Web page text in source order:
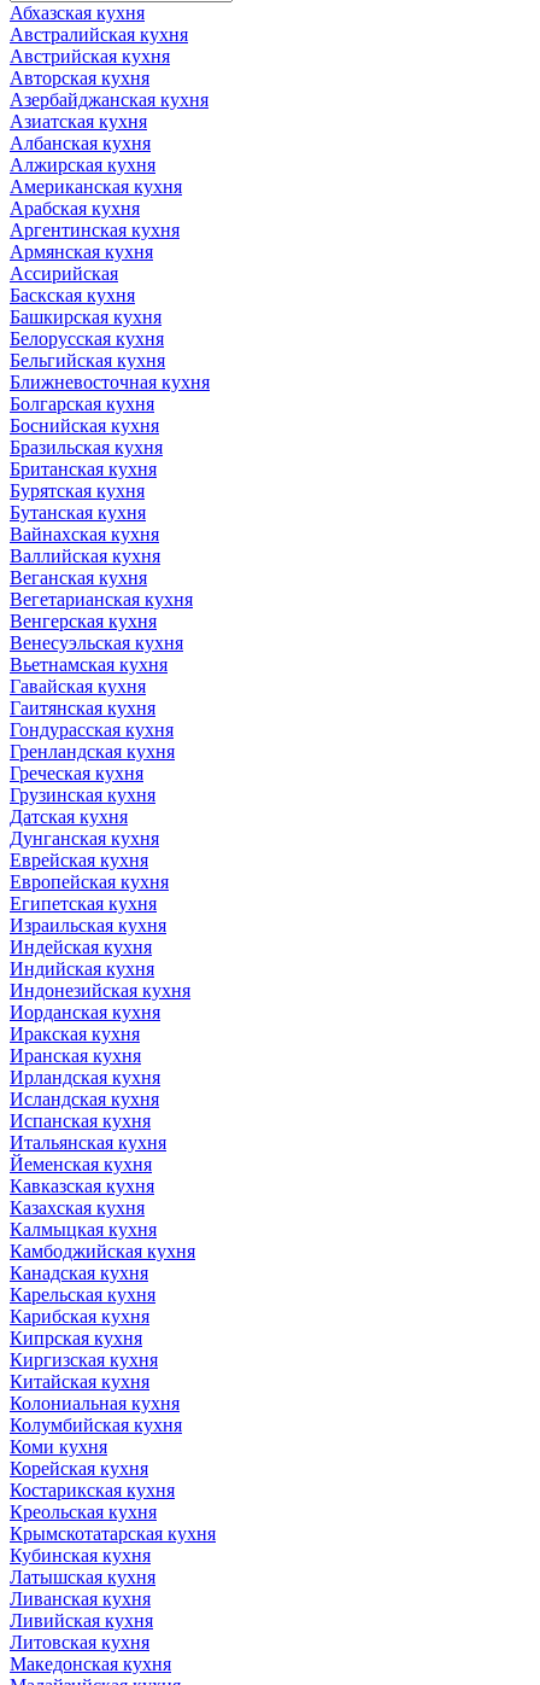
Абхазская кухня
Австралийская кухня
Австрийская кухня
Авторская кухня
Азербайджанская кухня
Азиатская кухня
Албанская кухня
Алжирская кухня
Американская кухня
Арабская кухня
Аргентинская кухня
Армянская кухня
Ассирийская
Баскская кухня
Башкирская кухня
Белорусская кухня
Бельгийская кухня
Ближневосточная кухня
Болгарская кухня
Боснийская кухня
Бразильская кухня
Британская кухня
Бурятская кухня
Бутанская кухня
Вайнахская кухня
Валлийская кухня
Веганская кухня
Вегетарианская кухня
Венгерская кухня
Венесуэльская кухня
Вьетнамская кухня
Гавайская кухня
Гаитянская кухня
Гондурасская кухня
Гренландская кухня
Греческая кухня
Грузинская кухня
Датская кухня
Дунганская кухня
Еврейская кухня
Европейская кухня
Египетская кухня
Израильская кухня
Индейская кухня
Индийская кухня
Индонезийская кухня
Иорданская кухня
Иракская кухня
Иранская кухня
Ирландская кухня
Исландская кухня
Испанская кухня
Итальянская кухня
Йеменская кухня
Кавказская кухня
Казахская кухня
Калмыцкая кухня
Камбоджийская кухня
Канадская кухня
Карельская кухня
Карибская кухня
Кипрская кухня
Киргизская кухня
Китайская кухня
Колониальная кухня
Колумбийская кухня
Коми кухня
Корейская кухня
Костарикская кухня
Креольская кухня
Крымскотатарская кухня
Кубинская кухня
Латышская кухня
Ливанская кухня
Ливийская кухня
Литовская кухня
Македонская кухня